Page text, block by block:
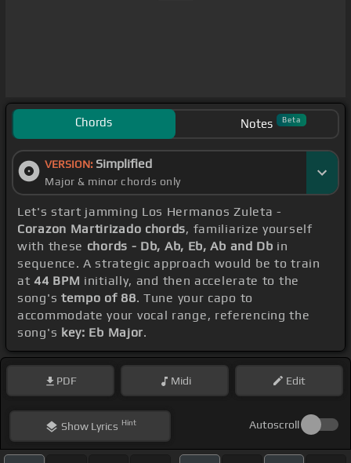
Chords Notes Beta
VERSION: Simplified
Major & minor chords only
Let's start jamming Los Hermanos Zuleta -
Corazon Martirizado chords, familiarize yourself
with these chords - Db, Ab, Eb, Ab and Db in
sequence. A strategic approach would be to train
at44 BPM initially, and then accelerate to the
song's tempo of 88. Tune your capo to
accommodate your vocal range, referencing the
song's key: Eb Major.
PDF Midi Edit
ShowLyrics Hint Autoscroll